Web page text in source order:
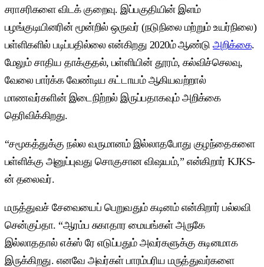
சராசரிகளை விடக் குறைவு. இப்பகுதியின் இளம்
பழங்குடியினரின் மூன்றில் ஒருவர் (நடுநிலை மற்றும் உயர்நிலை)
பள்ளிகளில் படிப்பதில்லை என்கிறது 2020ம் ஆண்டுஅறிக்கை.
மேலும் சாதிய தாக்குதல், பள்ளியின் தூரம், கல்விச்செலவு,
வேலை பார்க்க வேண்டிய கட்டாயம் ஆகியவற்றால்
மாணவர்களின் இடைநிற்றல் இருப்பதாகவும் அறிக்கை
தெரிவிக்கிறது.
“சமூகத்துக்கு நல்ல வருமானம் இல்லாதபோது குழந்தைகளை
பள்ளிக்கு அனுப்புவது சொகுசான விஷயம்,” என்கிறார் KJKS-
ன் தலைவர்.
மருத்துவச் சேவையைப் பெறுவதும் கடினம் என்கிறார் பல்லவி
சென்குப்தா. “ஆரம்ப சுகாதார மையங்கள் அருகே
இல்லாததால் எக்ஸ் ரே எடுப்பதும் அவர்களுக்கு கடினமாக
இருக்கிறது. எனவே அவர்கள் பாரம்பரிய மருத்துவர்களை